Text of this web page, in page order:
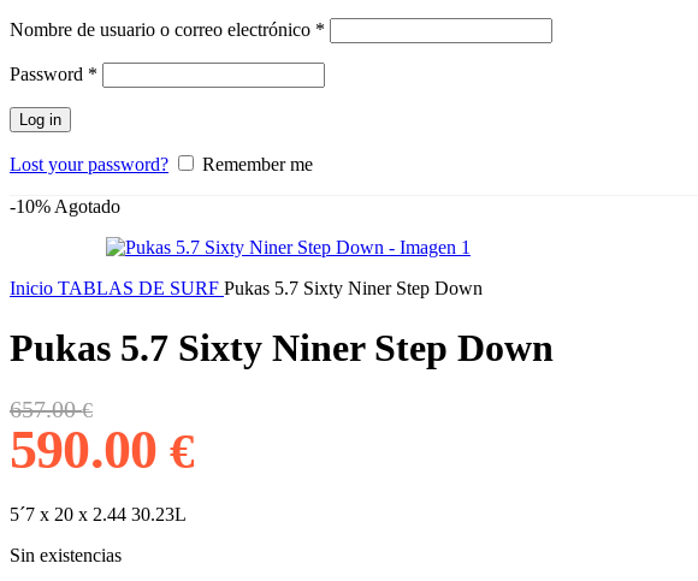
Nombre de usuario o correo electrónico *
Password *
Log in
Lost your password? Remember me
-10% Agotado
Inicio TABLAS DE SURF Pukas 5.7 Sixty Niner Step Down
Pukas 5.7 Sixty Niner Step Down
657.00€
El
original
era:
590.00€
El
actual
es:
5´7 x 20 x 2.44 30.23L
Sin existencias